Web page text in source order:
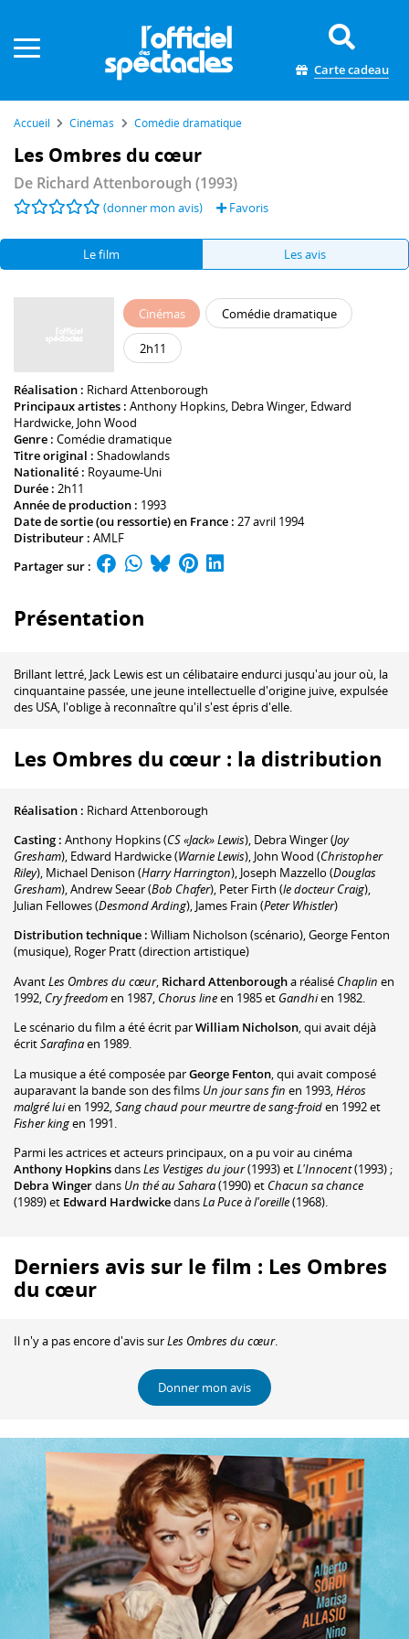
Carte cadeau
Accueil Cinémas Comédie dramatique
Les Ombres du cœur
De Richard Attenborough (1993)
(donner mon avis) Favoris
Le film Les avis
Cinémas Comédie dramatique
2h11
Réalisation : Richard Attenborough
Principaux artistes : Anthony Hopkins, Debra Winger, Edward
Hardwicke, John Wood
Genre : Comédie dramatique
Titre original : Shadowlands
Nationalité : Royaume-Uni
Durée : 2h11
Année de production : 1993
Date de sortie (ou ressortie) en France : 27 avril 1994
Distributeur : AMLF
Partager sur :
Présentation
Brillant lettré, Jack Lewis est un célibataire endurci jusqu'au jour où, la
cinquantaine passée, une jeune intellectuelle d'origine juive, expulsée
des USA, l'oblige à reconnaître qu'il s'est épris d'elle.
Les Ombres du cœur : la distribution
Réalisation : Richard Attenborough
Casting : Anthony Hopkins(CS «Jack» Lewis), Debra Winger(Joy
Gresham), Edward Hardwicke(Warnie Lewis), John Wood (Christopher
Riley), Michael Denison (Harry Harrington), Joseph Mazzello (Douglas
Gresham),Andrew Seear(Bob Chafer), Peter Firth (le docteur Craig),
Julian Fellowes(Desmond Arding), James Frain (Peter Whistler)
Distribution technique : William Nicholson (scénario),George Fenton
(musique), Roger Pratt(direction artistique)
AvantLes Ombres du cœur, Richard Attenborougha réalisé Chaplin en
1992, Cry freedomen 1987, Chorus lineen 1985 et Gandhien 1982.
Le scénario du film a été écrit parWilliam Nicholson, qui avait déjà
écritSarafinaen 1989.
La musique a été composée parGeorge Fenton , qui avait composé
auparavant la bande son des films Un jour sans fin en 1993, Héros
malgré luien 1992, Sang chaud pour meurtre de sang-froiden 1992 et
Fisher kingen 1991.
Parmi les actrices et acteurs principaux, on a pu voir au cinéma
Anthony HopkinsdansLes Vestiges du jour(1993) etL'Innocent(1993) ;
Debra Wingerdans Un thé au Sahara(1990) et Chacun sa chance
(1989) et Edward HardwickedansLa Puce à l'oreille(1968).
Derniers avis sur le film : Les Ombres
du cœur
Il n'y a pas encore d'avis surLes Ombres du cœur.
Donner mon avis